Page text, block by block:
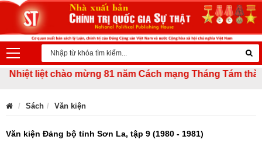
liệt chào mừng 81 năm Cách mạng Tháng Tám thành
Sách Văn kiện
Văn kiện Đảng bộ tỉnh Sơn La, tập 9 (1980 - 1981)